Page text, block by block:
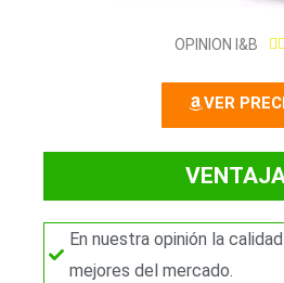
OPINION I&B 
VER
En nuestra opinión la
mejores del mercado.